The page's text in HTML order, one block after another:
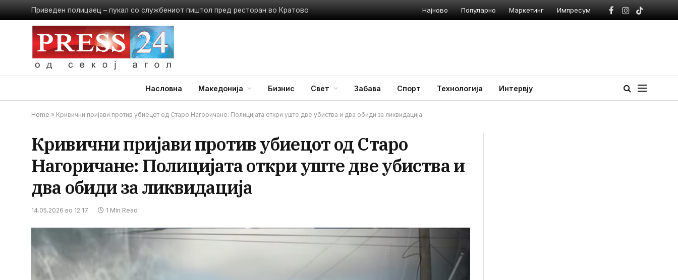
Приведен полицаец – пукал со службениот пиштол пред ресторан во Кратово Најново Популарно Маркетинг Импресум
Facebook
Instagram
TikTok
Насловна Македонија Бизнис Свет Забава Спорт Технологија Интервју
Home » Кривични пријави против убиецот од Старо Нагоричане: Полицијата откри уште две убиства и два обиди за ликвидација
Кривични пријави против убиецот од Старо
Нагоричане: Полицијата откри уште две убиства и
два обиди за ликвидација
14.05.2026 во 12:17 1 Min Read